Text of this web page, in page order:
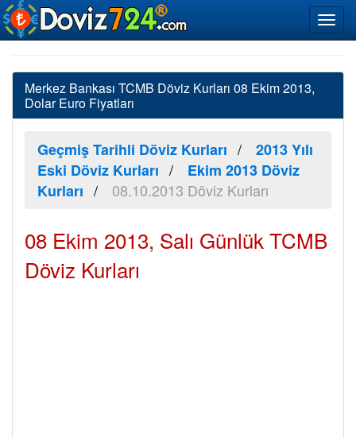
Merkez Bankası TCMB Döviz Kurları 08 Ekim 2013,
Dolar Euro Fiyatları
Geçmiş Tarihli Döviz Kurları
2013 Yılı
Eski Döviz Kurları
Ekim 2013 Döviz
Kurları
08.10.2013 Döviz Kurları
08 Ekim 2013, Salı Günlük TCMB
Döviz Kurları